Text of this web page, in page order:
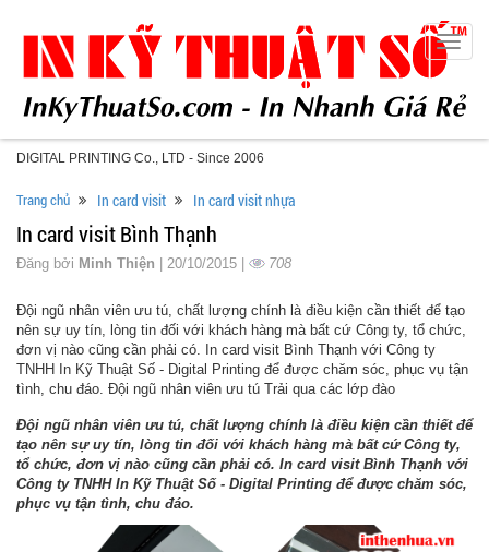
DIGITAL PRINTING Co., LTD - Since 2006
Toggle
Trang chủ In card visit In card visit nhựa
In card visit Bình Thạnh
Đăng bởi Minh Thiện | 20/10/2015 | 708
Đội ngũ nhân viên ưu tú, chất lượng chính là điều kiện cần thiết để tạo
nên sự uy tín, lòng tin đối với khách hàng mà bất cứ Công ty, tổ chức,
đơn vị nào cũng cần phải có. In card visit Bình Thạnh với Công ty
TNHH In Kỹ Thuật Số - Digital Printing để được chăm sóc, phục vụ tận
tình, chu đáo. Đội ngũ nhân viên ưu tú Trải qua các lớp đào
Đội ngũ nhân viên ưu tú, chất lượng chính là điều kiện cần thiết để
tạo nên sự uy tín, lòng tin đối với khách hàng mà bất cứ Công ty,
tổ chức, đơn vị nào cũng cần phải có. In card visit Bình Thạnh với
Công ty TNHH In Kỹ Thuật Số - Digital Printing để được chăm sóc,
phục vụ tận tình, chu đáo.